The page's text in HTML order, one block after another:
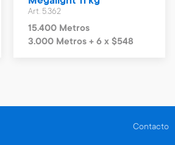
Art. 5.362
15.400 Metros
3.000 Metros + 6 x $548
Contacto